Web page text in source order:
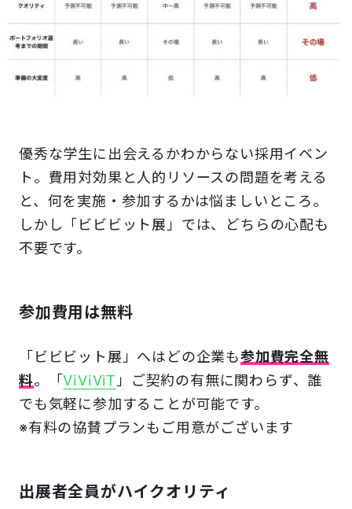
優秀な学生に出会えるかわからない採用イベン
ト。費用対効果と人的リソースの問題を考える
と、何を実施・参加するかは悩ましいところ。
しかし「ビビビット展」では、どちらの心配も
不要です。
参加費用は無料
「ビビビット展」へはどの企業も参加費完全無
料。「ViViViT 」ご契約の有無に関わらず、誰
でも気軽に参加することが可能です。
※有料の協賛プランもご用意がございます
出展者全員がハイクオリティ